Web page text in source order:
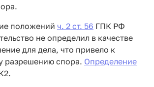
положений ч. 2 ст. 56 ГПК РФ
не определил в качестве
для дела, что привело к
разрешению спора. Определение